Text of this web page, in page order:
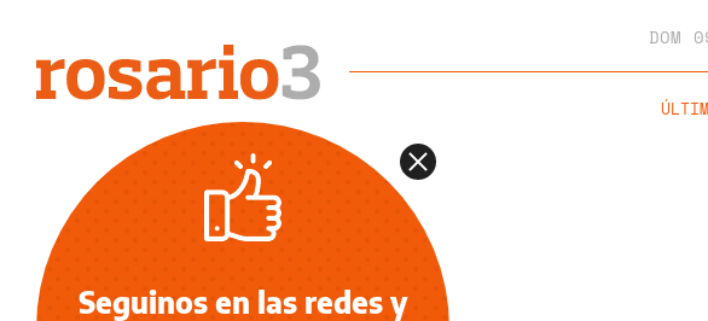
DOM
Seguinos en las redes y